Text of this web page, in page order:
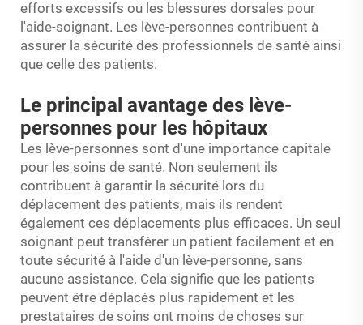
efforts excessifs ou les blessures dorsales pour
l'aide-soignant. Les lève-personnes contribuent à
assurer la sécurité des professionnels de santé ainsi
que celle des patients.
Le principal avantage des lève-
personnes pour les hôpitaux
Les lève-personnes sont d'une importance capitale
pour les soins de santé. Non seulement ils
contribuent à garantir la sécurité lors du
déplacement des patients, mais ils rendent
également ces déplacements plus efficaces. Un seul
soignant peut transférer un patient facilement et en
toute sécurité à l'aide d'un lève-personne, sans
aucune assistance. Cela signifie que les patients
peuvent être déplacés plus rapidement et les
prestataires de soins ont moins de choses sur